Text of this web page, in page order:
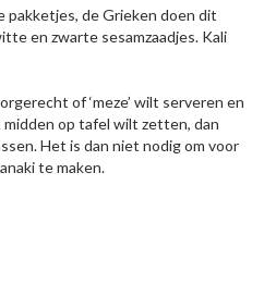
pakketjes, de Grieken doen dit
en zwarte sesamzaadjes. Kali
of ‘meze’ wilt serveren en
op tafel wilt zetten, dan
Het is dan niet nodig om voor
te maken.